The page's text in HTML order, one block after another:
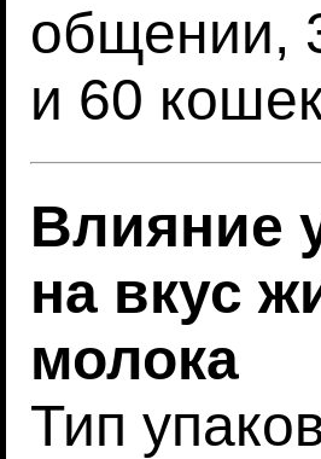
общении,
и 60
Влияние
на вкус
молока
Тип